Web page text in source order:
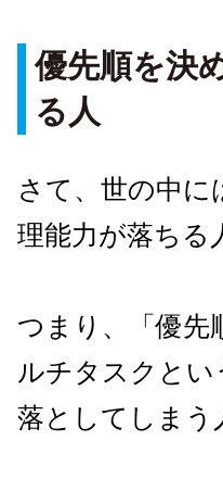
優先順を決
る人
さて、世の中
理能力が落ちる
つまり、「優先
ルチタスクと
落としてしまう